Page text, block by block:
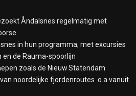
Åndalsnes regelmatig met
in hun programma; met excursies
de Rauma-spoorlijn
zoals de Nieuw Statendam
noordelijke fjordenroutes .o.a vanuit